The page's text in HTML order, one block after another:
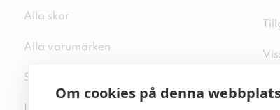
Om cookies på denna
Alla skor
Alla varumärken
Sitemap